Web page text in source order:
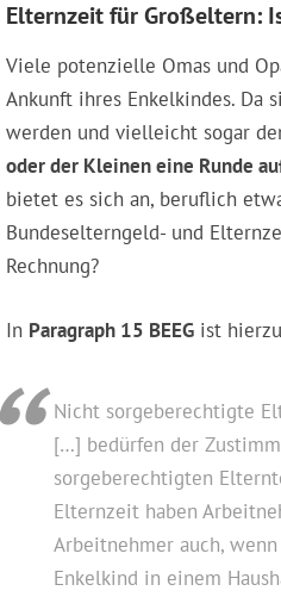
Elternzeit für Großeltern:
Viele potenzielle Omas und
Ankunft ihres Enkelkindes. Da
werden und vielleicht sogar
oder der Kleinen eine Runde
bietet es sich an, beruflich
Bundeselterngeld- und
Rechnung?
In Paragraph 15 BEEG ist
Nicht sorgeberechtigte
[…] bedürfen der
sorgeberechtigten
Elternzeit haben
Arbeitnehmer auch,
Enkelkind in einem